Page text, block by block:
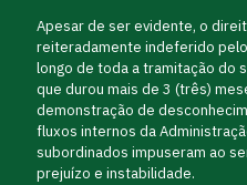
Apesar de ser evidente, o
reiteradamente indeferido
longo de toda a tramitação do
que durou mais de 3 (três)
demonstração de
fluxos internos da
subordinados impuseram ao
prejuízo e instabilidade.